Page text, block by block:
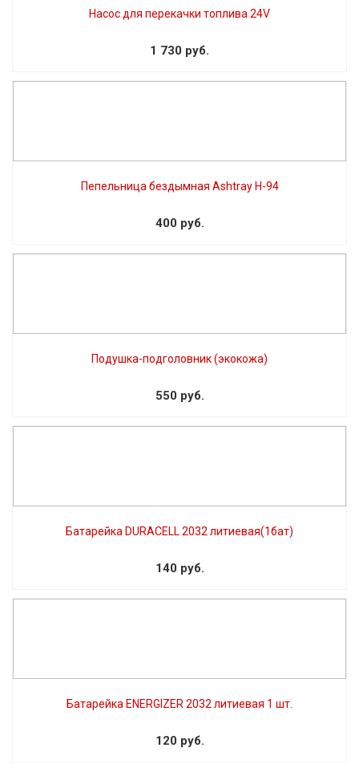
Насос для перекачки топлива 24V
1 730 руб.
Пепельница бездымная Ashtray H-94
400 руб.
Подушка-подголовник (экокожа)
550 руб.
Батарейка DURACELL 2032 литиевая(1бат)
140 руб.
Батарейка ENERGIZER 2032 литиевая 1 шт.
120 руб.